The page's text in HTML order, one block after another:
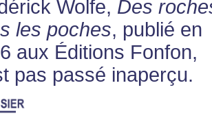
Wolfe, Des
les poches, publié en
aux Éditions Fonfon,
pas passé inaperçu.